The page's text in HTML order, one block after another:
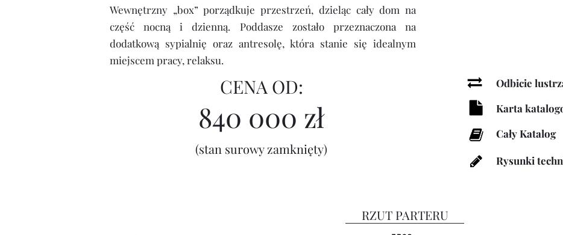
Wewnętrzny „box” porządkuje przestrzeń, dzieląc cały dom na
część nocną i dzienną. Poddasze zostało przeznaczona na
dodatkową sypialnię oraz antresolę, która stanie się idealnym
miejscem pracy, relaksu.
CENA OD:
840 000 zł
(stan surowy zamknięty)
Odbicie
Karta
Cały Katalog
Rysunki
RZUT PARTERU